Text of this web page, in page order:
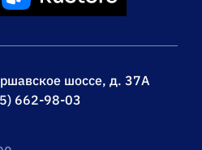
шоссе, д. 37А
662-98-03